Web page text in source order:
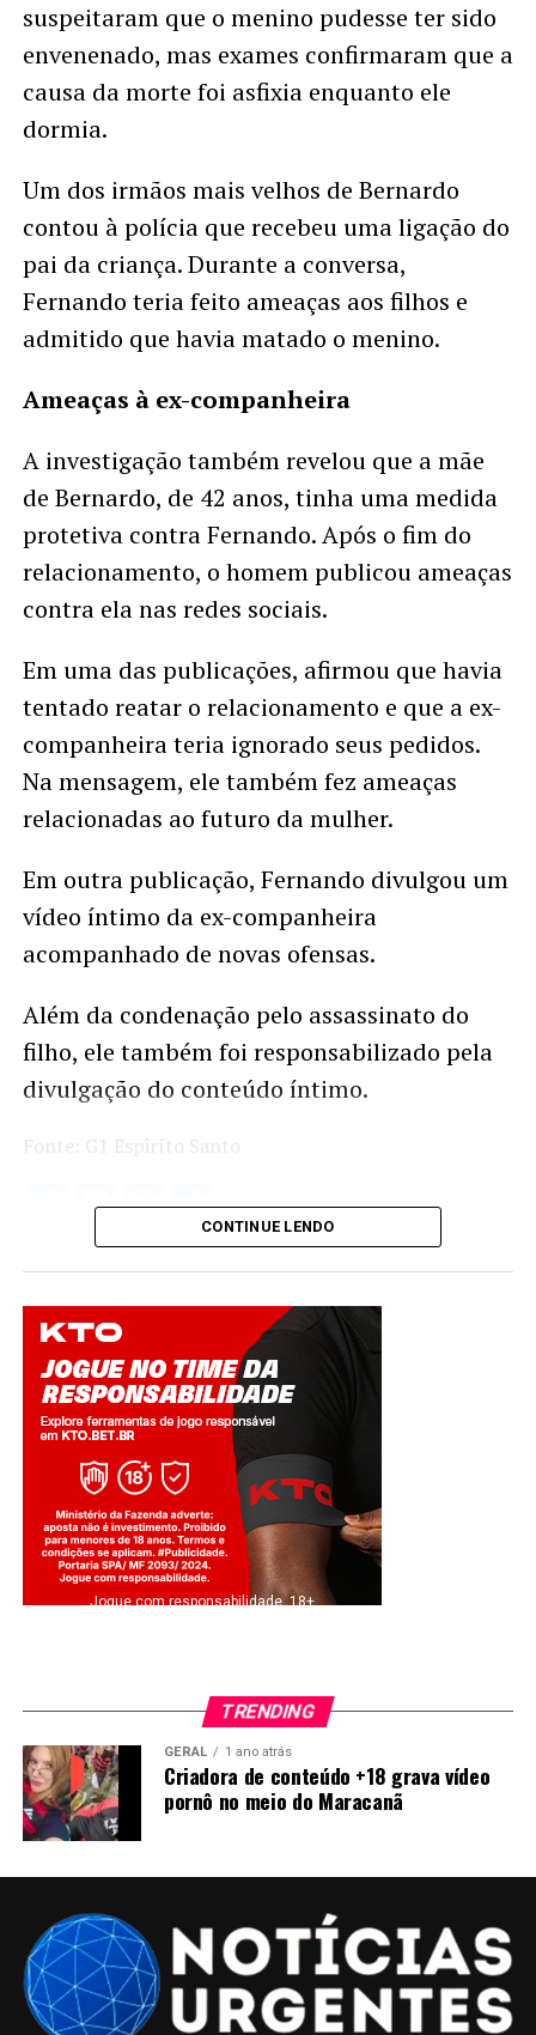
suspeitaram que o menino pudesse ter sido
envenenado, mas exames confirmaram que a
causa da morte foi asfixia enquanto ele
dormia.
Um dos irmãos mais velhos de Bernardo
contou à polícia que recebeu uma ligação do
pai da criança. Durante a conversa,
Fernando teria feito ameaças aos filhos e
admitido que havia matado o menino.
Ameaças à ex-companheira
A investigação também revelou que a mãe
de Bernardo, de 42 anos, tinha uma medida
protetiva contra Fernando. Após o fim do
relacionamento, o homem publicou ameaças
contra ela nas redes sociais.
Em uma das publicações, afirmou que havia
tentado reatar o relacionamento e que a ex-
companheira teria ignorado seus pedidos.
Na mensagem, ele também fez ameaças
relacionadas ao futuro da mulher.
Em outra publicação, Fernando divulgou um
vídeo íntimo da ex-companheira
acompanhado de novas ofensas.
Além da condenação pelo assassinato do
filho, ele também foi responsabilizado pela
divulgação do conteúdo íntimo.
Fonte: G1 Espiríto Santo
Twitter
Facebook
WhatsApp
Share
CONTINUE LENDO
Jogue com responsabilidade. 18+
TRENDING
GERAL 1 ano atrás
Criadora de conteúdo +18 grava vídeo
pornô no meio do Maracanã